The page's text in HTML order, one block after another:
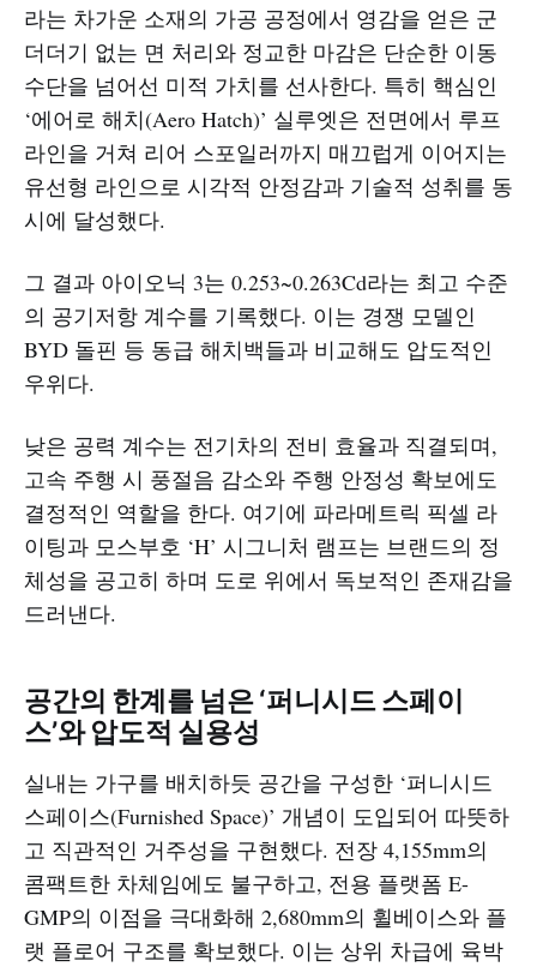
라는 차가운 소재의 가공 공정에서 영감을 얻은 군
더더기 없는 면 처리와 정교한 마감은 단순한 이동
수단을 넘어선 미적 가치를 선사한다. 특히 핵심인
‘에어로 해치(Aero Hatch)’ 실루엣은 전면에서 루프
라인을 거쳐 리어 스포일러까지 매끄럽게 이어지는
유선형 라인으로 시각적 안정감과 기술적 성취를 동
시에 달성했다.
그 결과 아이오닉 3는 0.253~0.263Cd라는 최고 수준
의 공기저항 계수를 기록했다. 이는 경쟁 모델인
BYD 돌핀 등 동급 해치백들과 비교해도 압도적인
우위다.
낮은 공력 계수는 전기차의 전비 효율과 직결되며,
고속 주행 시 풍절음 감소와 주행 안정성 확보에도
결정적인 역할을 한다. 여기에 파라메트릭 픽셀 라
이팅과 모스부호 ‘H’ 시그니처 램프는 브랜드의 정
체성을 공고히 하며 도로 위에서 독보적인 존재감을
드러낸다.
공간의 한계를 넘은 ‘퍼니시드 스페이
스’와 압도적 실용성
실내는 가구를 배치하듯 공간을 구성한 ‘퍼니시드
스페이스(Furnished Space)’ 개념이 도입되어 따뜻하
고 직관적인 거주성을 구현했다. 전장 4,155mm의
콤팩트한 차체임에도 불구하고, 전용 플랫폼 E-
GMP의 이점을 극대화해 2,680mm의 휠베이스와 플
랫 플로어 구조를 확보했다. 이는 상위 차급에 육박